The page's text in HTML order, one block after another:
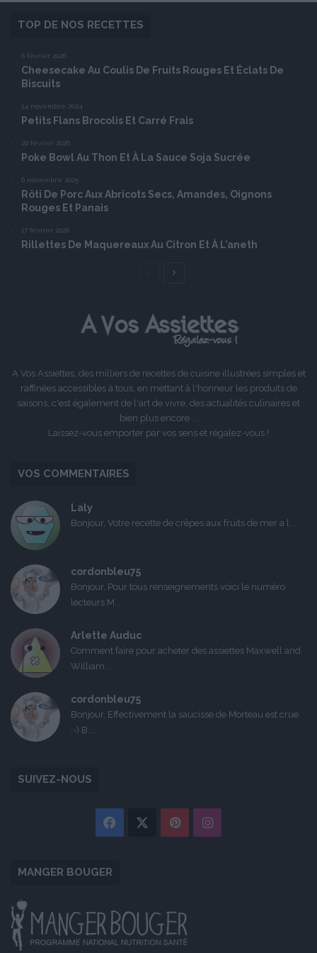
TOP DE NOS RECETTES
6 février 2026
Cheesecake Au Coulis De Fruits Rouges Et Éclats De
Biscuits
14 novembre 2024
Petits Flans Brocolis Et Carré Frais
20 février 2026
Poke Bowl Au Thon Et À La Sauce Soja Sucrée
6 novembre 2025
Rôti De Porc Aux Abricots Secs, Amandes, Oignons
Rouges Et Panais
17 février 2026
Rillettes De Maquereaux Au Citron Et À L’aneth
Page
A Vos Assiettes, des milliers de recettes de cuisine illustrées simples et
raffinées accessibles à tous, en mettant à l'honneur les produits de
saisons, c'est également de l'art de vivre, des actualités culinaires et
bien plus encore ...
Laissez-vous emporter par vos sens et régalez-vous !
VOS COMMENTAIRES
Laly
Bonjour, Votre recette de crêpes aux fruits de mer a l...
cordonbleu75
Bonjour, Pour tous renseignements voici le numéro
lecteurs M...
Arlette Auduc
Comment faire pour acheter des assiettes Maxwell and
William...
cordonbleu75
Bonjour, Effectivement la saucisse de Morteau est crue
:-) B...
SUIVEZ-NOUS
Facebook PinterestInstagram
MANGER BOUGER